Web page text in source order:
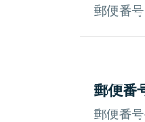
郵便番
郵便番
郵便番